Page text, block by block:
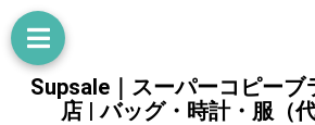
Supsale｜スーパーコピーブ
店 | バッグ・時計・服（